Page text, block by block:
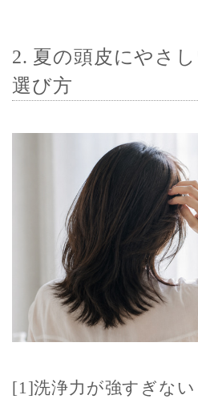
2. 夏の頭皮にやさ
選び方
[1]洗浄力が強すぎな